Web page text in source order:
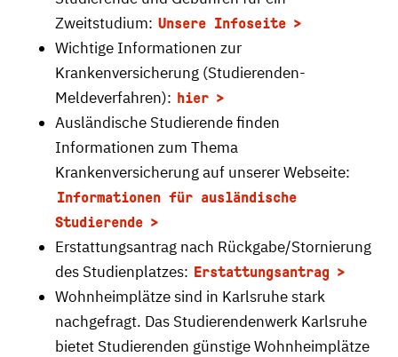
Zweitstudium: Unsere Infoseite
Wichtige Informationen zur
Krankenversicherung (Studierenden-
Meldeverfahren): hier
Ausländische Studierende finden
Informationen zum Thema
Krankenversicherung auf unserer Webseite:
Informationen für ausländische
Studierende
Erstattungsantrag nach Rückgabe/Stornierung
des Studienplatzes: Erstattungsantrag
Wohnheimplätze sind in Karlsruhe stark
nachgefragt. Das Studierendenwerk Karlsruhe
bietet Studierenden günstige Wohnheimplätze